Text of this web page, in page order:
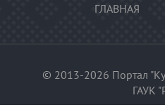
ГЛАВНАЯ
© 2013-2026 Портал
ГАУК